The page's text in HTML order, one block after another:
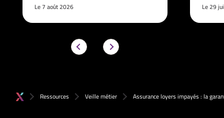
Le 7 août 2026 Le 29
Ressources Veille métier Assurance loyers impayés : la